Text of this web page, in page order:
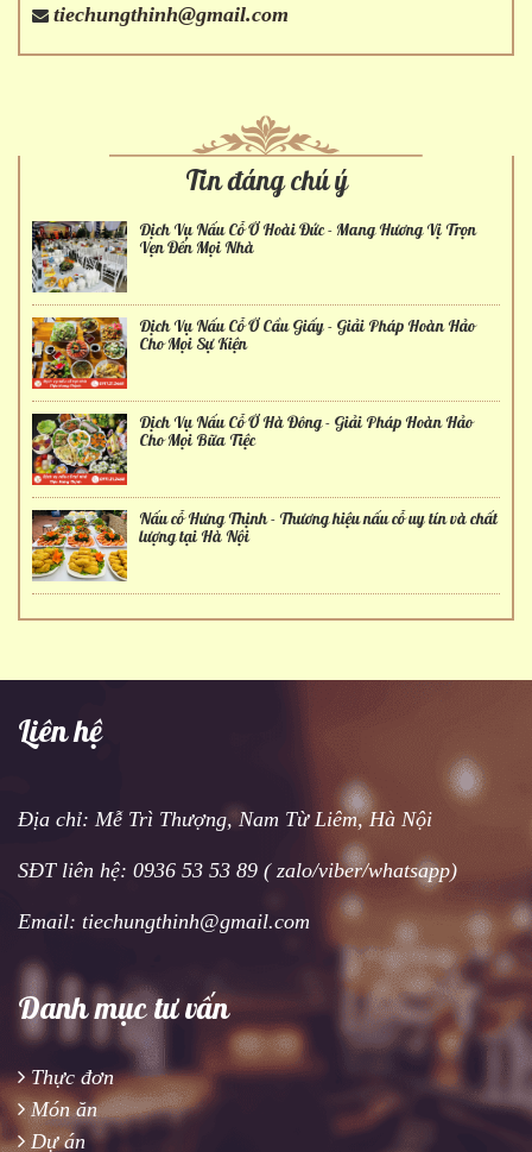
tiechungthinh@gmail.com
Tin đáng chú ý
Dịch Vụ Nấu Cỗ Ở Hoài Đức - Mang Hương Vị Trọn
Vẹn Đến Mọi Nhà
Dịch Vụ Nấu Cỗ Ở Cầu Giấy - Giải Pháp Hoàn Hảo
Cho Mọi Sự Kiện
Dịch Vụ Nấu Cỗ Ở Hà Đông - Giải Pháp Hoàn Hảo
Cho Mọi Bữa Tiệc
Nấu cỗ Hưng Thịnh - Thương hiệu nấu cỗ uy tín và chất
lượng tại Hà Nội
Liên hệ
Địa chỉ: Mễ Trì Thượng, Nam Từ Liêm, Hà Nội
SĐT liên hệ: 0936 53 53 89 ( zalo/viber/whatsapp)
Email: tiechungthinh@gmail.com
Danh mục tư vấn
Thực đơn
Món ăn
Dự án